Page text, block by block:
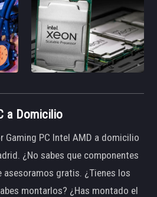
a Domicilio
Gaming PC Intel AMD a domicilio
¿No sabes que componentes
asesoramos gratis. ¿Tienes los
montarlos? ¿Has montado el